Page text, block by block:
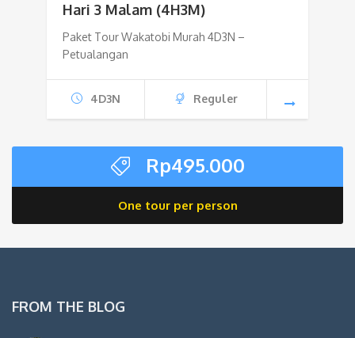
Hari 3 Malam (4H3M)
Paket Tour Wakatobi Murah 4D3N –
Petualangan
4D3N Reguler
Rp495.000
One tour per person
FROM THE BLOG